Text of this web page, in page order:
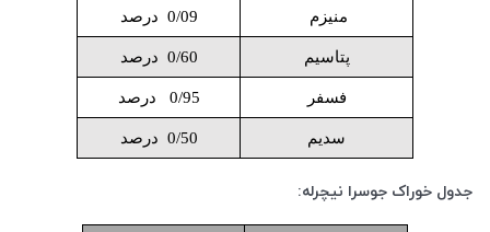
منیزم 0/09 درصد
پتاسیم 0/60 درصد
فسفر 0/95 درصد
سدیم 0/50 درصد
جدول خوراک جوسرا نیچرله: